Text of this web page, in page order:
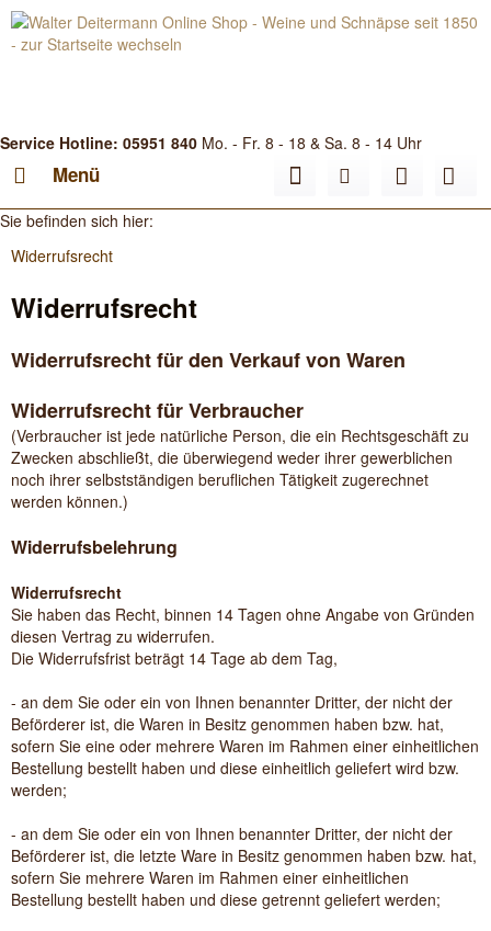
Service Hotline: 05951 840 Mo. - Fr. 8 - 18 & Sa. 8 - 14 Uhr
Menü
Sie befinden sich hier:
Widerrufsrecht
Widerrufsrecht
Widerrufsrecht für den Verkauf von Waren
Widerrufsrecht für Verbraucher
(Verbraucher ist jede natürliche Person, die ein Rechtsgeschäft zu
Zwecken abschließt, die überwiegend weder ihrer gewerblichen
noch ihrer selbstständigen beruflichen Tätigkeit zugerechnet
werden können.)
Widerrufsbelehrung
Widerrufsrecht
Sie haben das Recht, binnen 14 Tagen ohne Angabe von Gründen
diesen Vertrag zu widerrufen.
Die Widerrufsfrist beträgt 14 Tage ab dem Tag,
- an dem Sie oder ein von Ihnen benannter Dritter, der nicht der
Beförderer ist, die Waren in Besitz genommen haben bzw. hat,
sofern Sie eine oder mehrere Waren im Rahmen einer einheitlichen
Bestellung bestellt haben und diese einheitlich geliefert wird bzw.
werden;
- an dem Sie oder ein von Ihnen benannter Dritter, der nicht der
Beförderer ist, die letzte Ware in Besitz genommen haben bzw. hat,
sofern Sie mehrere Waren im Rahmen einer einheitlichen
Bestellung bestellt haben und diese getrennt geliefert werden;